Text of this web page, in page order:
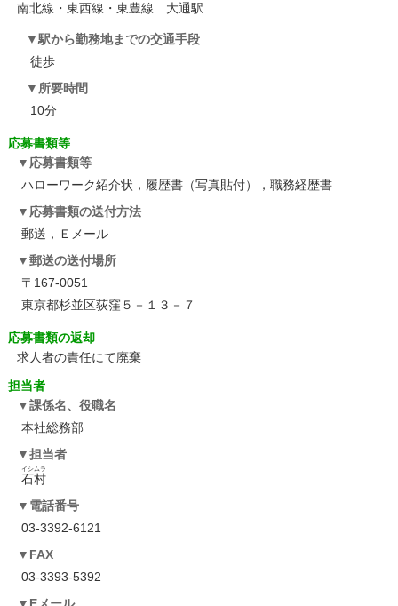
南北線・東西線・東豊線 大通駅
駅から勤務地までの交通手段
徒歩
所要時間
10分
応募書類等
応募書類等
ハローワーク紹介状，履歴書（写真貼付），職務経歴書
応募書類の送付方法
郵送，Ｅメール
郵送の送付場所
〒167-0051
東京都杉並区荻窪５－１３－７
応募書類の返却
求人者の責任にて廃棄
担当者
課係名、役職名
本社総務部
担当者
石村
イシムラ
電話番号
03-3392-6121
FAX
03-3393-5392